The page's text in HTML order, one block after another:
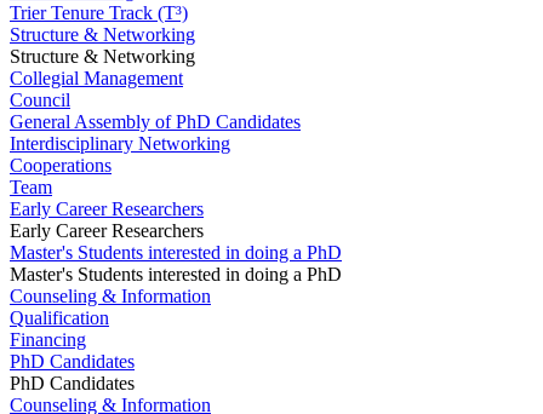
Trier Tenure Track (T³)
Structure & Networking
Structure & Networking
Collegial Management
Council
General Assembly of PhD Candidates
Interdisciplinary Networking
Cooperations
Team
Early Career Researchers
Early Career Researchers
Master's Students interested in doing a PhD
Master's Students interested in doing a PhD
Counseling & Information
Qualification
Financing
PhD Candidates
PhD Candidates
Counseling & Information